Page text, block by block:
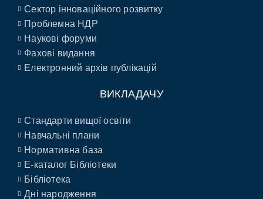
Сектор інноваційного розвитку
Проблемна НДР
Наукові форуми
Фахові видання
Електронний архів публікацій
ВИКЛАДАЧУ
Стандарти вищої освіти
Навчальні плани
Нормативна база
E-каталог Бібліотеки
Бібліотека
Дні народження